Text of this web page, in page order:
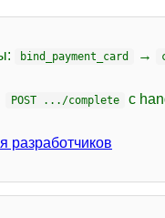
bind_payment_card →
POST .../complete с
разработчиков